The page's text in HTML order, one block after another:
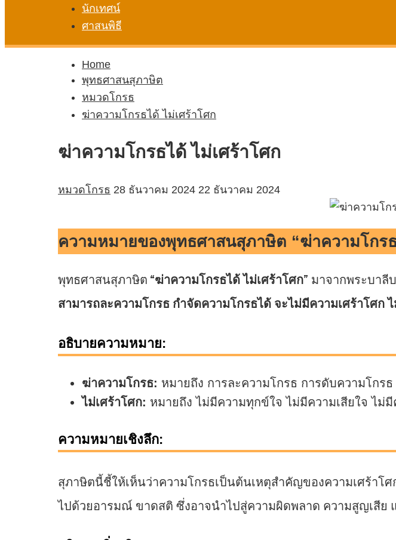
นักเทศน์
ศาสนพิธี
Home
พุทธศาสนสุภาษิต
หมวดโกรธ
ฆ่าความโกรธได้ ไม่เศร้าโศก
ฆ่าความโกรธได้ ไม่เศร้าโศก
หมวดโกรธ 28 ธันวาคม 2024 22 ธันวาคม 2024
ความหมายของพุทธศาสนสุภาษิต “ฆ่าความโกรธ
พุทธศาสนสุภาษิต “ฆ่าความโกรธได้ ไม่เศร้าโศก” มาจากพระบาลี
สามารถละความโกรธ กำจัดความโกรธได้ จะไม่มีความเศร้าโศก
อธิบายความหมาย:
ฆ่าความโกรธ: หมายถึง การละความโกรธ การดับความโกร
ไม่เศร้าโศก: หมายถึง ไม่มีความทุกข์ใจ ไม่มีความเสียใจ ไม่
ความหมายเชิงลึก:
สุภาษิตนี้ชี้ให้เห็นว่าความโกรธเป็นต้นเหตุสำคัญของความเศร้าโศ
ไปด้วยอารมณ์ ขาดสติ ซึ่งอาจนำไปสู่ความผิดพลาด ความสูญเสีย